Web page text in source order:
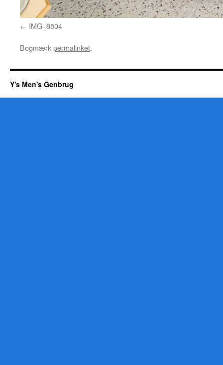
IMG_8504
Bogmærkpermalinket.
Y's Men's Genbrug